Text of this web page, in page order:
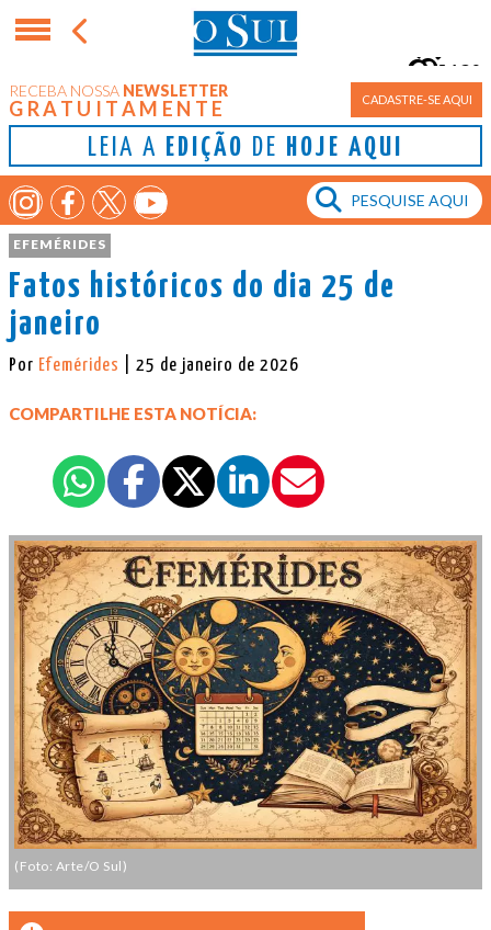
RECEBA NOSSA NEWSLETTER
GRATUITAMENTE CADASTRE-SE AQUI
LEIA A EDIÇÃO DE HOJE AQUI
Porto Alegre
12°
EFEMÉRIDES
Fatos históricos do dia 25 de
janeiro
Por Efemérides | 25 de janeiro de 2026
COMPARTILHE ESTA NOTÍCIA:
(Foto: Arte/O Sul)